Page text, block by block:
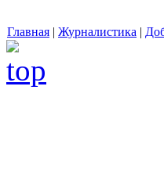
Главная | Журналистика |